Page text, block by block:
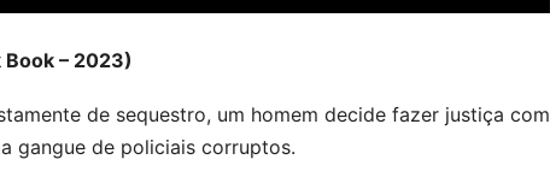
– 2023)
de sequestro, um homem decide fazer justiça com
gangue de policiais corruptos.